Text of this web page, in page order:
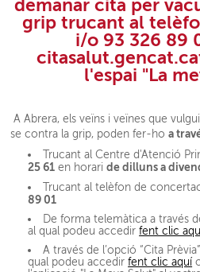
demanar cita per
grip trucant al
i/o 93 326 89
l'espai "La
A Abrera, els veïns i veïnes que
se contra la grip, poden fer-hoa
Trucant al Centre d'Atenció
25 61 en horaride dilluns a
Trucant al telèfon de
89 01
De forma telemàtica a través
al qual podeu accedirfent clic
A través de l’opció “Cita
qual podeu accedirfent clic aquí